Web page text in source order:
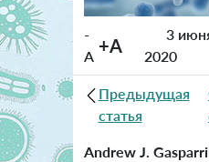
-
A +A
3
2020
Предыдущая
статья
Andrew J.